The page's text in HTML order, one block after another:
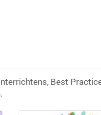
Best